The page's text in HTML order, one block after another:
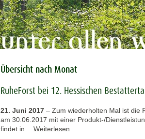
Übersicht nach Monat
RuheForst bei 12. Hessischen
21. Juni 2017 – Zum wiederholten Mal ist die
am 30.06.2017 mit einer Produkt-/
findet in… Weiterlesen